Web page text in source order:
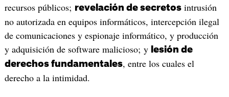
recursos públicos; revelación de secretosintrusión
no autorizada en equipos informáticos, intercepción ilegal
de comunicaciones y espionaje informático, y producción
y adquisición de software malicioso; y lesión de
derechos fundamentales, entre los cuales el
derecho a la intimidad.